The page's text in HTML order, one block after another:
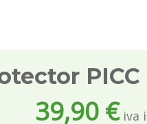
PICC
39,90 €